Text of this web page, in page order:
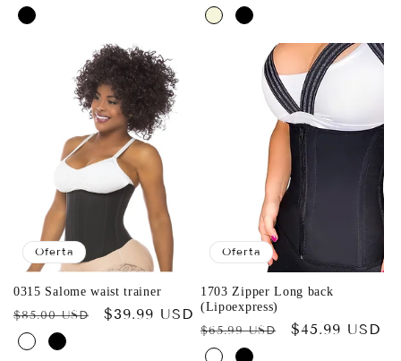
habitual
habitual
Oferta
0315 Salome waist trainer
Precio
habitual
$85.00 USD
Precio
$39.99 USD
Oferta
1703 Zipper Long back
(Lipoexpress)
Precio
habitual
$65.99 USD
Precio
$45.99 USD